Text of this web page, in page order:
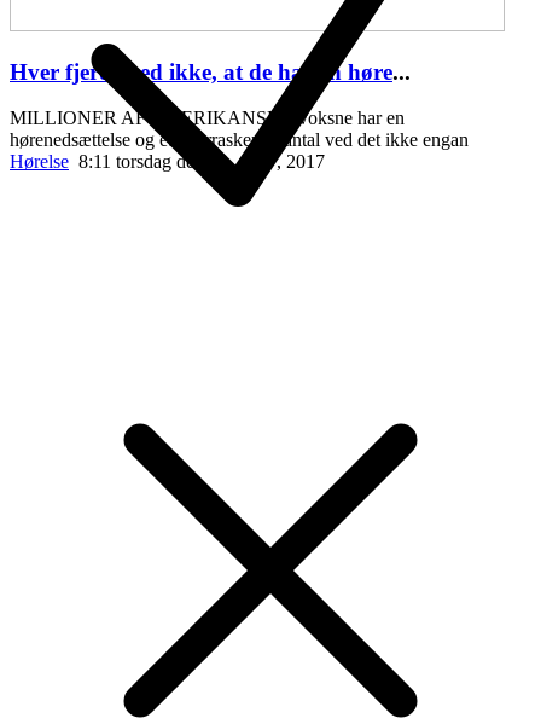
Hver fjerde ved ikke, at de har en høre...
MILLIONER AF AMERIKANSKE voksne har en
hørenedsættelse og et overraskende antal ved det ikke engan
Hørelse 8:11 torsdag den 20. april , 2017